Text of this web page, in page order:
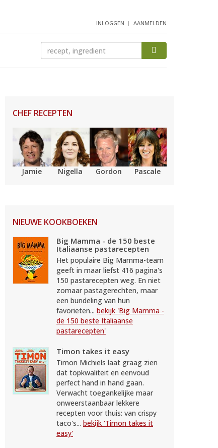
INLOGGEN AANMELDEN
CHEF RECEPTEN
Jamie Nigella Gordon Pascale
NIEUWE KOOKBOEKEN
Big Mamma - de 150 beste
Italiaanse pastarecepten
Het populaire Big Mamma-team
geeft in maar liefst 416 pagina's
150 pastarecepten weg. En niet
zomaar pastagerechten, maar
een bundeling van hun
favorieten... bekijk 'Big Mamma -
de 150 beste Italiaanse
pastarecepten'
Timon takes it easy
Timon Michiels laat graag zien
dat topkwaliteit en eenvoud
perfect hand in hand gaan.
Verwacht toegankelijke maar
onweerstaanbaar lekkere
recepten voor thuis: van crispy
taco's... bekijk 'Timon takes it
easy'